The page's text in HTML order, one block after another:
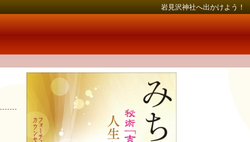
岩見沢神社へ出かけよう！